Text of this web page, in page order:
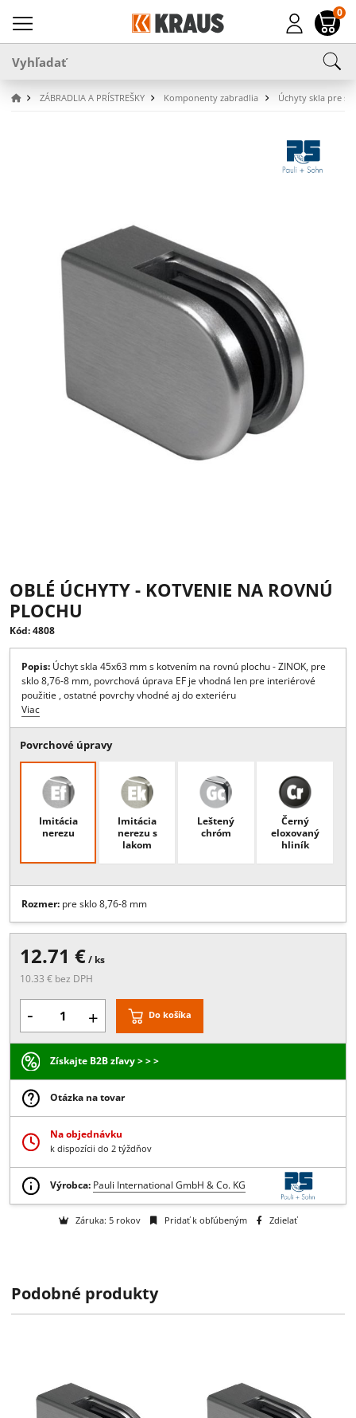
0
ZÁBRADLIA A PRÍSTREŠKY Komponenty zabradlia Úchyty skla pre
OBLÉ ÚCHYTY - KOTVENIE NA
PLOCHU
Kód: 4808
Popis: Úchyt skla 45x63 mm s kotvením na rovnú plochu - ZINOK,
sklo 8,76-8 mm, povrchová úprava EF je vhodná len pre interiérové
Viac
Povrchové úpravy
Imitácia
nerezu
Imitácia
nerezu s
lakom
chróm eloxovaný
hliník
Rozmer:pre sklo 8,76-8 mm
12.71 €/ ks
10.33 € bez DPH
- +
Získajte B2B zľavy > > >
Otázka na tovar
Výrobca:Pauli International GmbH & Co. KG
Podobné produkty